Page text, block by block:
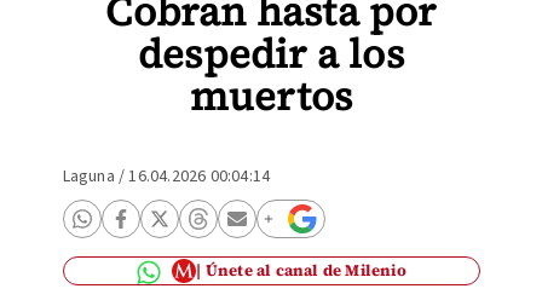
Cobran hasta por
despedir a los
muertos
Laguna /16.04.2026 00:04:14
Únete al canal de Milenio